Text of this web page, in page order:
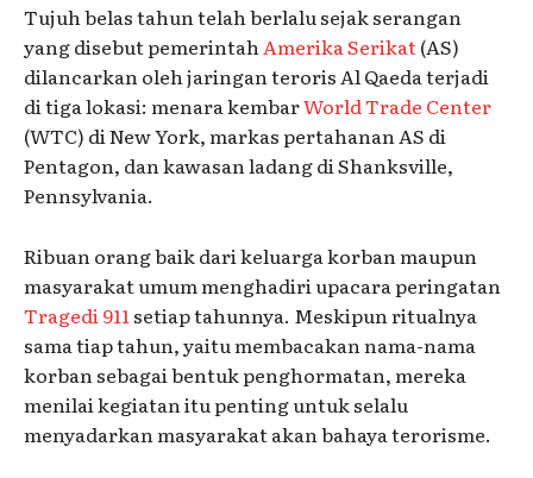
Tujuh belas tahun telah berlalu sejak serangan
yang disebut pemerintah Amerika Serikat(AS)
dilancarkan oleh jaringan teroris Al Qaeda terjadi
di tiga lokasi: menara kembarWorld Trade Center
(WTC) di New York, markas pertahanan AS di
Pentagon, dan kawasan ladang di Shanksville,
Pennsylvania.
Ribuan orang baik dari keluarga korban maupun
masyarakat umum menghadiri upacara peringatan
Tragedi 911 setiap tahunnya. Meskipun ritualnya
sama tiap tahun, yaitu membacakan nama-nama
korban sebagai bentuk penghormatan, mereka
menilai kegiatan itu penting untuk selalu
menyadarkan masyarakat akan bahaya terorisme.